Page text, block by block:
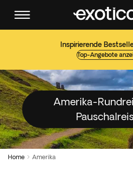
Inspirierende
Top-Angebote
Amerika-
Home  Amerika